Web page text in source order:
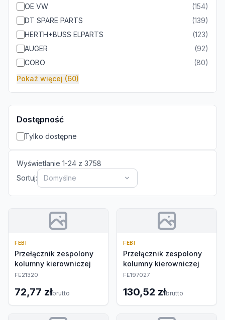
OE VW
(154)
DT SPARE PARTS
(139)
HERTH+BUSS ELPARTS
(123)
AUGER
(92)
COBO
(80)
Pokaż więcej (60)
Dostępność
Tylko dostępne
Wyświetlanie 1-24 z 3758
Sortuj:
Domyślne
FEBI
Przełącznik zespolony
kolumny kierowniczej
FE21320
72,77 złbrutto
FEBI
Przełącznik zespolony
kolumny kierowniczej
FE197027
130,52 złbrutto